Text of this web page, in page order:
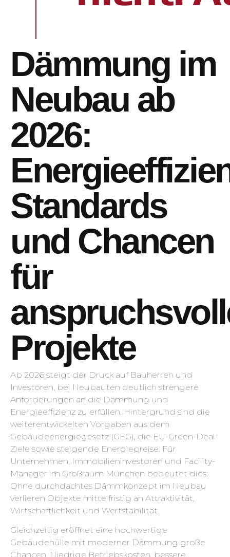
Dämmung im
Neubau ab
2026:
Standards
und Chancen
für
Projekte
Ab 2026 steigt der Druck auf Bauherren und
Investoren, bei Neubauten deutlich strengere
Anforderungen an die Dämmung und
Energieeffizienz zu erfüllen. Hintergrund sind die
weiterentwickelten Vorgaben aus dem
Gebäudeenergiegesetz (GEG), die EU-Green-Deal-
Ziele sowie steigende Energiepreise. Für
Unternehmen, Immobilieninvestoren und Facility-
Manager im Großraum München bedeutet dies:
Ohne durchdachtes Dämmkonzept im Neubau
verlieren Objekte mittelfristig an Attraktivität,
Wirtschaftlichkeit und Wertstabilität.
Gleichzeitig eröffnet eine hochwertige
Gebäudehülle mit moderner Dämmung große
Chancen. Niedrige Betriebskosten, bessere